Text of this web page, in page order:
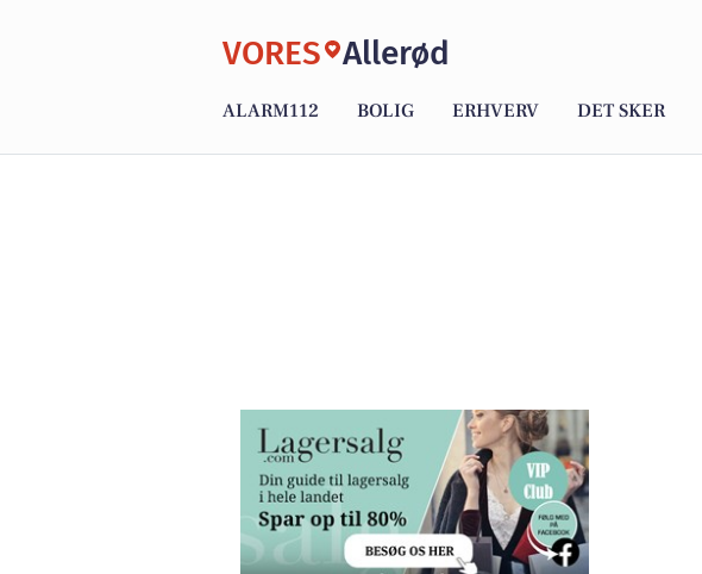
VORES Allerød
ALARM112 BOLIG ERHVERV DET SKER